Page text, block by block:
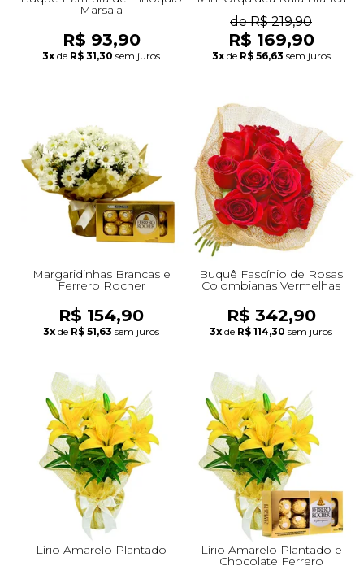
Marsala
R$ 93,90
3x de R$ 31,30 sem juros
de R$ 219,90
R$ 169,90
3x de R$ 56,63 sem juros
Margaridinhas Brancas e
Ferrero Rocher
R$ 154,90
3x de R$ 51,63 sem juros
Buquê Fascínio de Rosas
Colombianas Vermelhas
R$ 342,90
3x de R$ 114,30 sem juros
Lírio Amarelo Plantado Lírio Amarelo Plantado e
Chocolate Ferrero